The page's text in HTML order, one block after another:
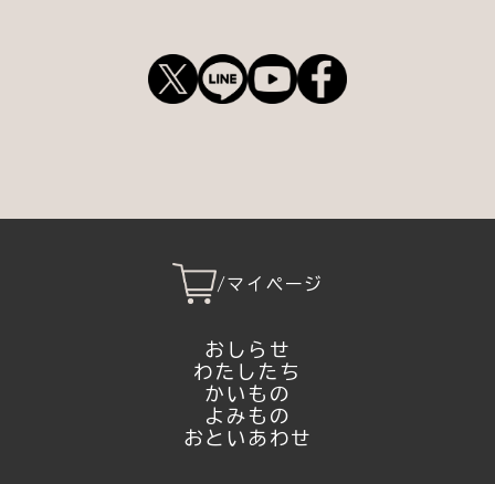
/マイページ
おしらせ
わたしたち
かいもの
よみもの
おといあわせ